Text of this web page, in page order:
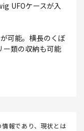
UFOケースが入
可能。横長のくぼ
ー類の収納も可能
報であり、現状とは